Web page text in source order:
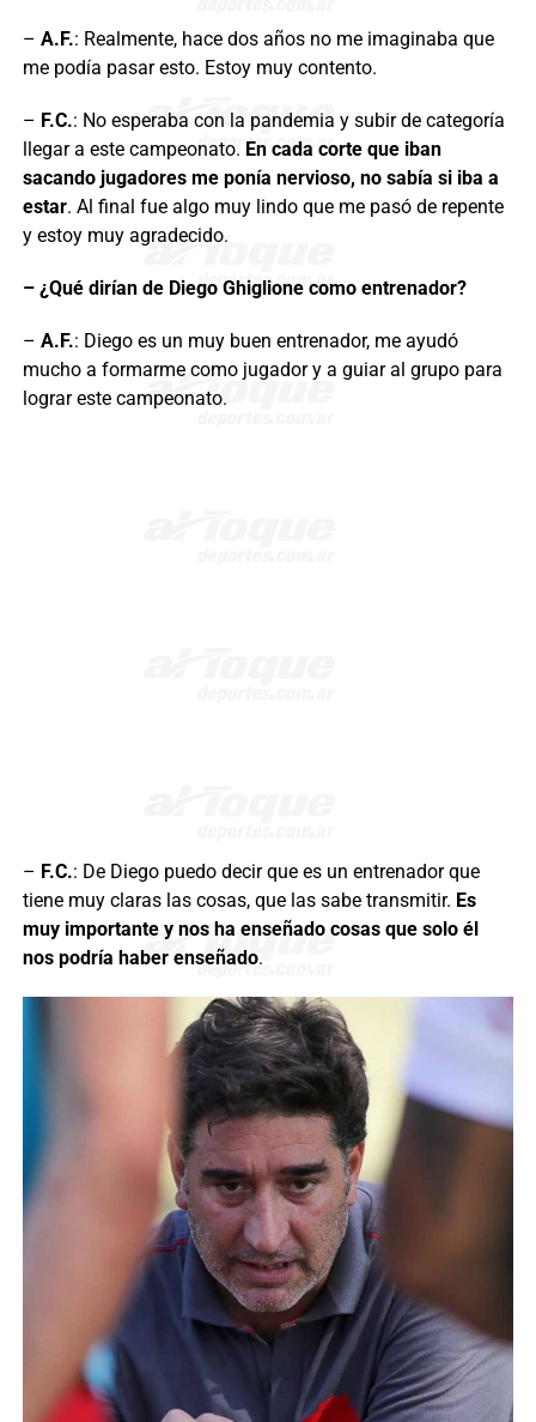
– A.F.: Realmente, hace dos años no me imaginaba que
me podía pasar esto. Estoy muy contento.
– F.C.: No esperaba con la pandemia y subir de categoría
llegar a este campeonato. En cada corte que iban
sacando jugadores me ponía nervioso, no sabía si iba a
estar. Al final fue algo muy lindo que me pasó de repente
y estoy muy agradecido.
– ¿Qué dirían de Diego Ghiglione como entrenador?
– A.F.: Diego es un muy buen entrenador, me ayudó
mucho a formarme como jugador y a guiar al grupo para
lograr este campeonato.
– F.C.: De Diego puedo decir que es un entrenador que
tiene muy claras las cosas, que las sabe transmitir. Es
muy importante y nos ha enseñado cosas que solo él
nos podría haber enseñado.